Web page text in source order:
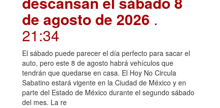
de agosto de 2026 .
21:34
El sábado puede parecer el día perfecto para sacar el
auto, pero este 8 de agosto habrá vehículos que
tendrán que quedarse en casa. El Hoy No Circula
Sabatino estará vigente en la Ciudad de México y en
parte del Estado de México durante el segundo sábado
del mes. La re